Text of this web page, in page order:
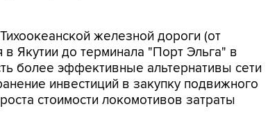
железной дороги (от
Якутии до терминала "Порт Эльга" в
более эффективные альтернативы сети
инвестиций в закупку подвижного
стоимости локомотивов затраты